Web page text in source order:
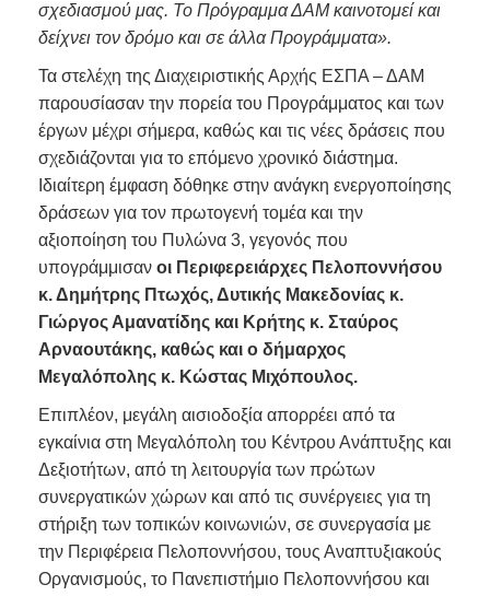
σχεδιασμού μας. Το Πρόγραμμα ΔΑΜ καινοτομεί και
δείχνει τον δρόμο και σε άλλα Προγράμματα».
Τα στελέχη της Διαχειριστικής Αρχής ΕΣΠΑ – ΔΑΜ
παρουσίασαν την πορεία του Προγράμματος και των
έργων μέχρι σήμερα, καθώς και τις νέες δράσεις που
σχεδιάζονται για το επόμενο χρονικό διάστημα.
Ιδιαίτερη έμφαση δόθηκε στην ανάγκη ενεργοποίησης
δράσεων για τον πρωτογενή τομέα και την
αξιοποίηση του Πυλώνα 3, γεγονός που
υπογράμμισαν οι Περιφερειάρχες Πελοποννήσου
κ. Δημήτρης Πτωχός, Δυτικής Μακεδονίας κ.
Γιώργος Αμανατίδης και Κρήτης κ. Σταύρος
Αρναουτάκης, καθώς και ο δήμαρχος
Μεγαλόπολης κ. Κώστας Μιχόπουλος.
Επιπλέον, μεγάλη αισιοδοξία απορρέει από τα
εγκαίνια στη Μεγαλόπολη του Κέντρου Ανάπτυξης και
Δεξιοτήτων, από τη λειτουργία των πρώτων
συνεργατικών χώρων και από τις συνέργειες για τη
στήριξη των τοπικών κοινωνιών, σε συνεργασία με
την Περιφέρεια Πελοποννήσου, τους Αναπτυξιακούς
Οργανισμούς, το Πανεπιστήμιο Πελοποννήσου και